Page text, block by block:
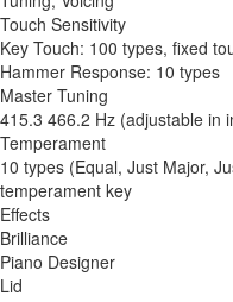
Touch Sensitivity
Key Touch: 100 types, fixed
Hammer Response: 10 types
Master Tuning
415.3 466.2 Hz (adjustable in
Temperament
10 types (Equal, Just Major,
temperament key
Effects
Brilliance
Piano Designer
Lid